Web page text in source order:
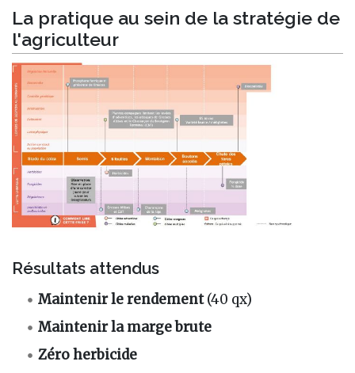
La pratique au sein de la stratégie de
l'agriculteur
Résultats attendus
Maintenir le rendement(40 qx)
Maintenir la marge brute
Zéro herbicide